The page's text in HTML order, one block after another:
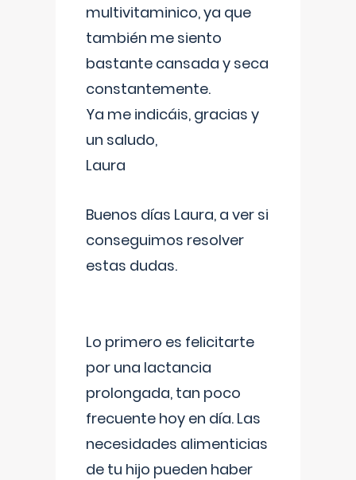
multivitaminico, ya que
también me siento
bastante cansada y seca
constantemente.
Ya me indicáis, gracias y
un saludo,
Laura
Buenos días Laura, a ver si
conseguimos resolver
estas dudas.
Lo primero es felicitarte
por una lactancia
prolongada, tan poco
frecuente hoy en día. Las
necesidades alimenticias
de tu hijo pueden haber